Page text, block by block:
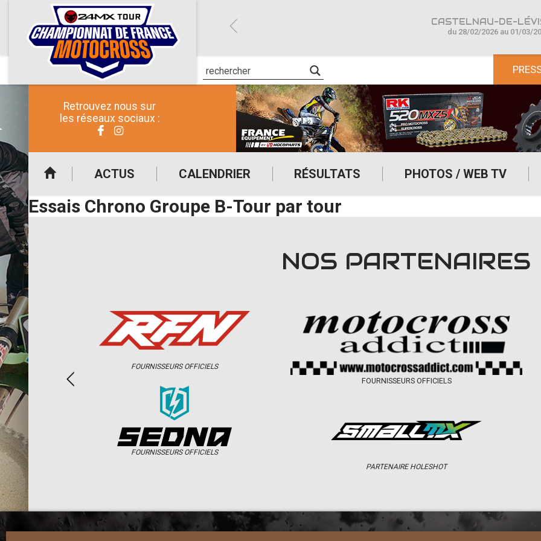
Retrouvez nous sur
les réseaux sociaux :
ACTUS CALENDRIER RÉSULTATS PHOTOS / WEB TV
CASTELNAU-DE-
du 28/02/2026 au 01/03/
Essais Chrono Groupe B-Tour par tour
NOS PARTENAIRES
FOURNISSEURS OFFICIELS
FOURNISSEURS OFFICIELS
FOURNISSEURS OFFICIELS
PARTENAIRE HOLESHOT